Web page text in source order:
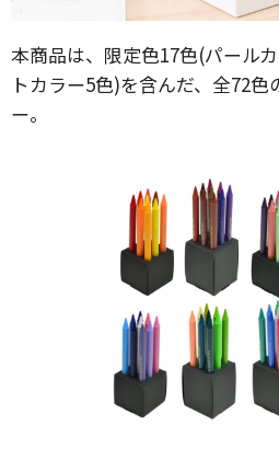
本商品は、限定色17色(パール
トカラー5色)を含んだ、全72
ー。